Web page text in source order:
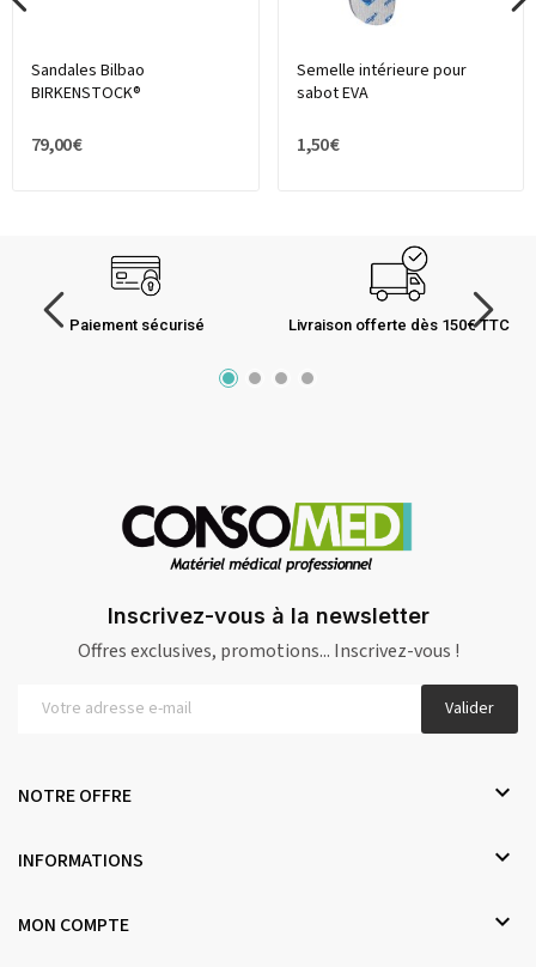
Sandales Bilbao
BIRKENSTOCK®
79,00 €
Semelle intérieure pour
sabot EVA
1,50 €
Paiement sécurisé Livraison offerte dès 150€ TTC
Inscrivez-vous à la newsletter
Offres exclusives, promotions... Inscrivez-vous !
Valider
NOTRE OFFRE 
INFORMATIONS 
MON COMPTE 